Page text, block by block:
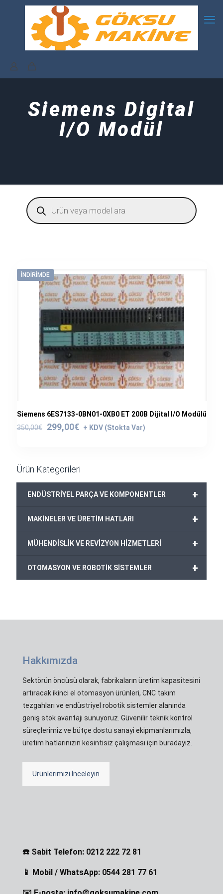
Siemens Digital
I/O Modül
Products
search
İNDIRIMDE
Siemens 6ES7133-0BN01-0XB0 ET 200B Dijital I/O Modülü
350,00€
Orijinal
299,00€
Şu
Ürün Kategorileri
+
ENDÜSTRİYEL PARÇA VE KOMPONENTLER
+
MAKİNELER VE ÜRETİM HATLARI
+
MÜHENDİSLİK VE REVİZYON HİZMETLERİ
+
OTOMASYON VE ROBOTİK SİSTEMLER
Hakkımızda
Sektörün öncüsü olarak, fabrikaların üretim kapasitesini
artıracak ikinci el otomasyon ürünleri, CNC takım
tezgahları ve endüstriyel robotik sistemler alanında
geniş stok avantajı sunuyoruz. Güvenilir teknik kontrol
süreçlerimiz ve bütçe dostu sanayi ekipmanlarımızla,
üretim hatlarınızın kesintisiz çalışması için buradayız.
Ürünlerimizi İnceleyin
☎️ Sabit Telefon: 0212 222 72 81
📱 Mobil / WhatsApp: 0544 281 77 61